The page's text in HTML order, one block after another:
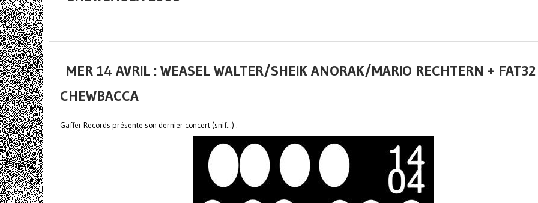
MER 14 AVRIL : WEASEL WALTER/SHEIK ANORAK/MARIO RECHTERN +
CHEWBACCA
Gaffer Records présente son dernier concert (snif...) :